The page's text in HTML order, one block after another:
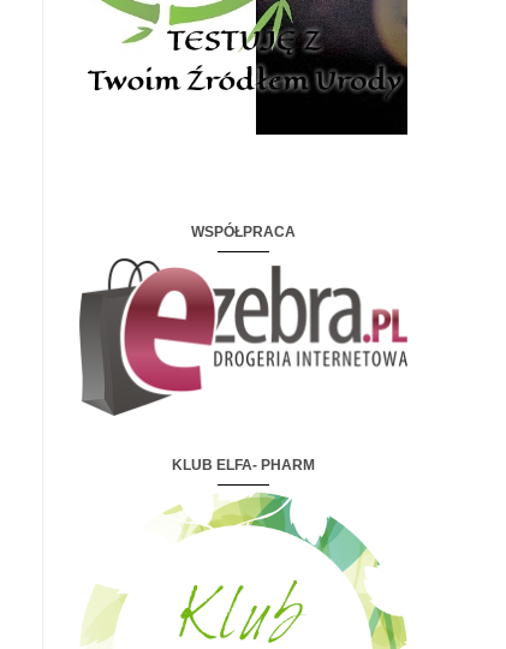
WSPÓŁPRACA
KLUB ELFA- PHARM